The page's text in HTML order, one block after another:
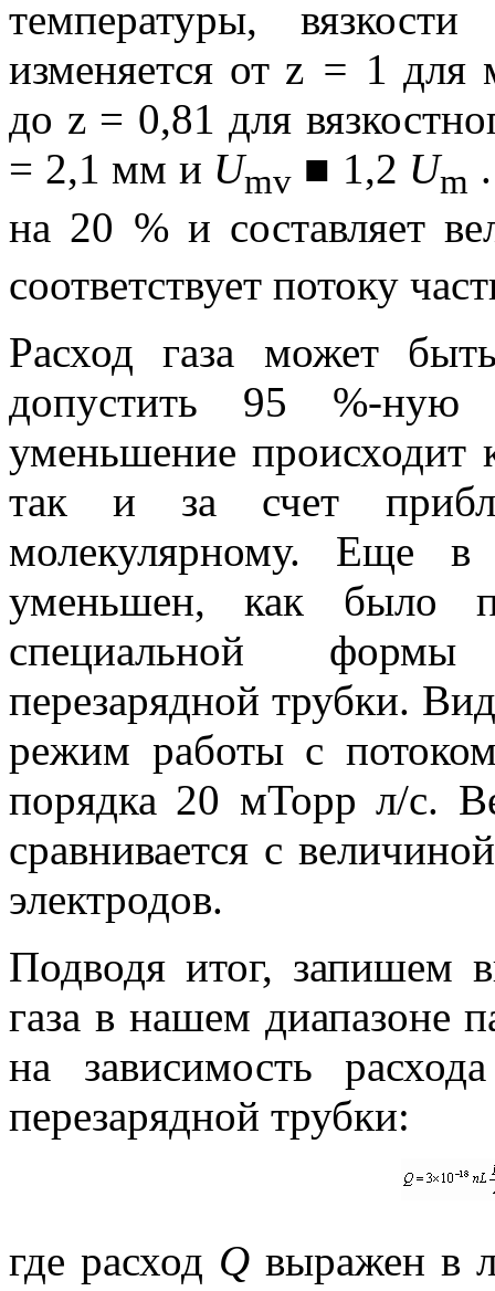
температуры,
изменяется от z = 1 для
до z = 0,81 для
= 2,1 мм и Umv ■ 1,2 Um
на 20 % и составляет
соответствует потоку
Расход газа может
допустить 95 %-ную
уменьшение происходит
так и за счет
молекулярному. Еще
уменьшен, как было
специальной формы
перезарядной трубки.
режим работы с
порядка 20 мТорр л/с.
сравнивается с
электродов.
Подводя итог, запишем
газа в нашем диапазоне
на зависимость
перезарядной трубки:
где расход Qвыражен в